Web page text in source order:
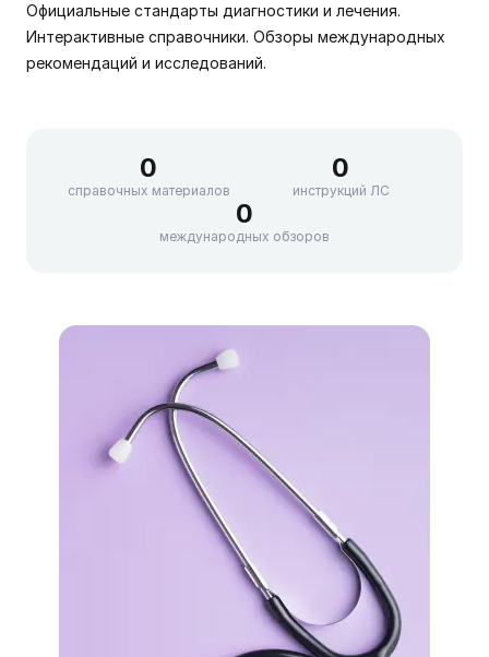
Официальные стандарты диагностики и лечения.
Интерактивные справочники. Обзоры международных
рекомендаций и исследований.
0
справочных материалов
0
инструкций ЛС
0
международных обзоров